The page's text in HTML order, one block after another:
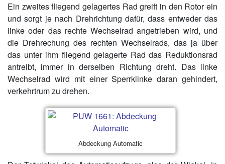
Ein zweites fliegend gelagertes Rad greift in den Rotor ein
und sorgt je nach Drehrichtung dafür, dass entweder das
linke oder das rechte Wechselrad angetrieben wird, und
die Drehrechung des rechten Wechselrads, das ja über
das unter ihm fliegend gelagerte Rad das Reduktionsrad
antreibt, immer in derselben Richtung dreht. Das linke
Wechselrad wird mit einer Sperrklinke daran gehindert,
verkehrtrum zu drehen.
Abdeckung Automatic